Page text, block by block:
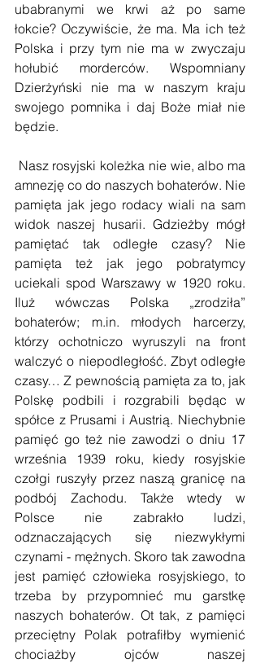
ubabranymi we krwi aż po same
łokcie? Oczywiście, że ma. Ma ich też
Polska i przy tym nie ma w zwyczaju
hołubić morderców. Wspomniany
Dzierżyński nie ma w naszym kraju
swojego pomnika i daj Boże miał nie
będzie.
amnezję co do naszych bohaterów. Nie
pamięta jak jego rodacy wiali na sam
widok naszej husarii. Gdzieżby mógł
pamiętać tak odległe czasy? Nie
pamięta też jak jego pobratymcy
uciekali spod Warszawy w 1920 roku.
Iluż wówczas Polska „zrodziła”
bohaterów; m.in. młodych harcerzy,
którzy ochotniczo wyruszyli na front
walczyć o niepodległość. Zbyt odległe
czasy… Z pewnością pamięta za to, jak
Polskę podbili i rozgrabili będąc w
spółce z Prusami i Austrią. Niechybnie
pamięć go też nie zawodzi o dniu 17
września 1939 roku, kiedy rosyjskie
czołgi ruszyły przez naszą granicę na
podbój Zachodu. Także wtedy w
Polsce nie zabrakło ludzi,
odznaczających się niezwykłymi
czynami - mężnych. Skoro tak zawodna
jest pamięć człowieka rosyjskiego, to
trzeba by przypomnieć mu garstkę
naszych bohaterów. Ot tak, z pamięci
przeciętny Polak potrafiłby wymienić
chociażby ojców naszej